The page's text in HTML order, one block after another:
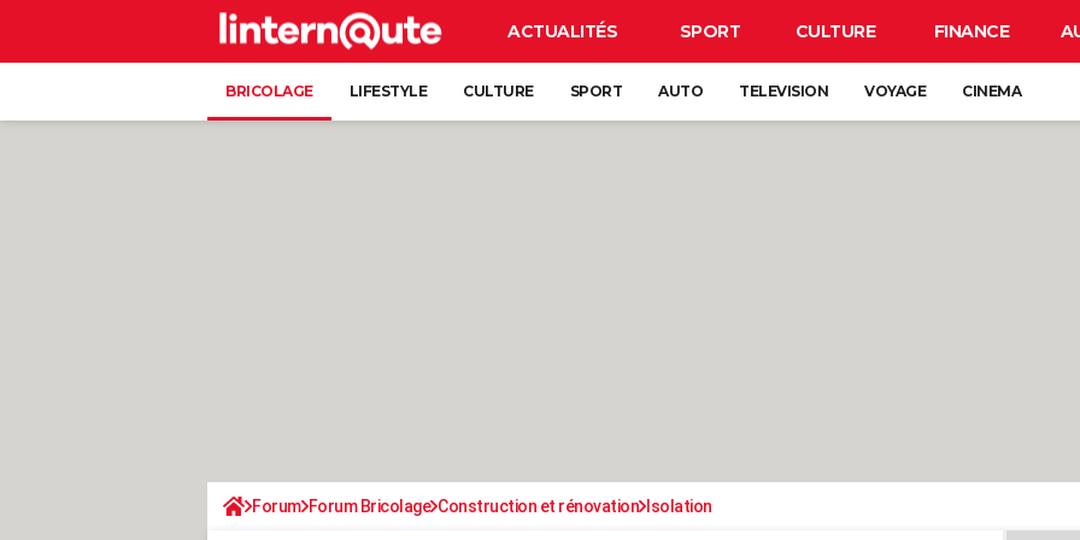
ACTUALITÉS SPORT CULTURE FINANCE
BRICOLAGE LIFESTYLE CULTURE SPORT AUTO TELEVISION VOYAGE CINEMA
Forum Forum Bricolage Construction et rénovation Isolation